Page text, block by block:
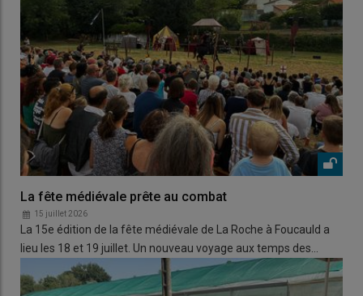
La fête médiévale prête au combat
15 juillet 2026
La 15e édition de la fête médiévale de La Roche à Foucauld a
lieu les 18 et 19 juillet. Un nouveau voyage aux temps des…